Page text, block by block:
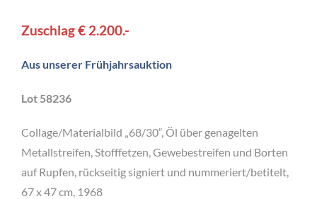
Zuschlag € 2.200.-
Aus unserer Frühjahrsauktion
Lot 58236
Collage/Materialbild „68/30“, Öl über genagelten
Metallstreifen, Stofffetzen, Gewebestreifen und Borten
auf Rupfen, rückseitig signiert und nummeriert/betitelt,
67 x 47 cm, 1968